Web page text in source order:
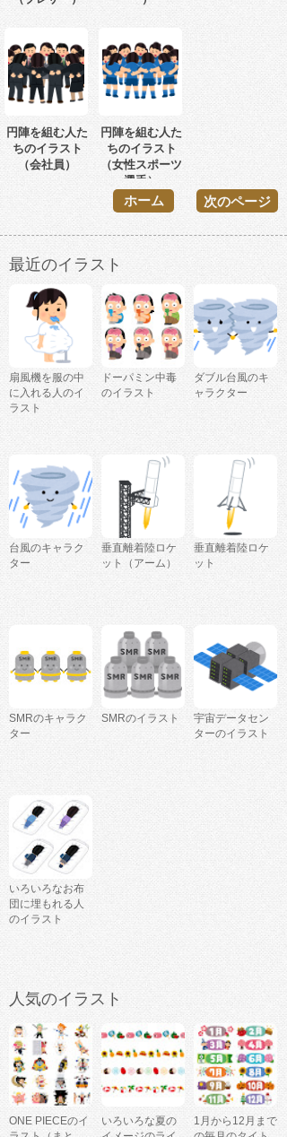
円陣を組む人た
ちのイラスト
（会社員）
円陣を組む人た
ちのイラスト
（女性スポーツ
選手）
次のページ
ホーム
最近のイラスト
扇風機を服の中
に入れる人のイ
ラスト
ドーパミン中毒
のイラスト
ダブル台風のキ
ャラクター
台風のキャラク
ター
垂直離着陸ロケ
ット（アーム）
垂直離着陸ロケ
ット
SMRのキャラク
ター
SMRのイラスト
宇宙データセン
ターのイラスト
いろいろなお布
団に埋もれる人
のイラスト
人気のイラスト
ONE PIECEのイ
いろいろな夏の
1月から12月まで